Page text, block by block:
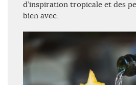
d’inspiration tropicale et des
bien avec.